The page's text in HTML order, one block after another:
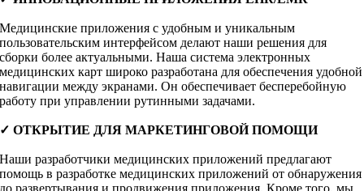
Медицинские приложения с удобным и уникальным
пользовательским интерфейсом делают наши решения для
сборки более актуальными. Наша система электронных
медицинских карт широко разработана для обеспечения удобной
навигации между экранами. Он обеспечивает бесперебойную
работу при управлении рутинными задачами.
✓ ОТКРЫТИЕ ДЛЯ МАРКЕТИНГОВОЙ ПОМОЩИ
Наши разработчики медицинских приложений предлагают
помощь в разработке медицинских приложений от обнаружения